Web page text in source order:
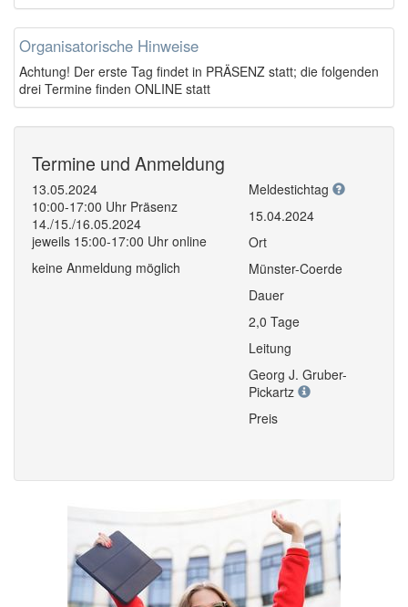
Organisatorische Hinweise
Achtung! Der erste Tag findet in PRÄSENZ statt; die folgenden
drei Termine finden ONLINE statt
Termine und Anmeldung
13.05.2024
10:00-17:00 Uhr Präsenz
14./15./16.05.2024
jeweils 15:00-17:00 Uhr online
keine Anmeldung möglich
Meldestichtag
15.04.2024
Ort
Münster-Coerde
Dauer
2,0 Tage
Leitung
Georg J. Gruber-
Pickartz
Preis